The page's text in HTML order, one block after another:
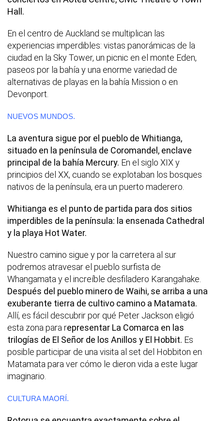
Hall.
En el centro de Auckland se multiplican las
experiencias imperdibles: vistas panorámicas de la
ciudad en la Sky Tower, un picnic en el monte Eden,
paseos por la bahía y una enorme variedad de
alternativas de playas en la bahía Mission o en
Devonport.
NUEVOS MUNDOS.
La aventura sigue por el pueblo de Whitianga,
situado en la península de Coromandel, enclave
principal de la bahía Mercury. En el siglo XIX y
principios del XX, cuando se explotaban los bosques
nativos de la península, era un puerto maderero.
Whitianga es el punto de partida para dos sitios
imperdibles de la península: la ensenada Cathedral
y la playa Hot Water.
Nuestro camino sigue y por la carretera al sur
podremos atravesar el pueblo surfista de
Whangamata y el increíble desfiladero Karangahake.
Después del pueblo minero de Waihi, se arriba a una
exuberante tierra de cultivo camino a Matamata.
Allí, es fácil descubrir por qué Peter Jackson eligió
esta zona para representar La Comarca en las
trilogías de El Señor de los Anillos y El Hobbit. Es
posible participar de una visita al set del Hobbiton en
Matamata para ver cómo le dieron vida a este lugar
imaginario.
CULTURA MAORÍ.